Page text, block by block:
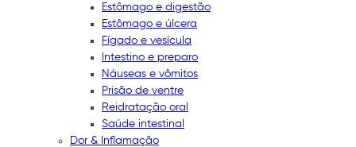
Estômago e digestão
Estômago e úlcera
Fígado e vesícula
Intestino e preparo
Náuseas e vômitos
Prisão de ventre
Reidratação oral
Saúde intestinal
Dor & Inflamação